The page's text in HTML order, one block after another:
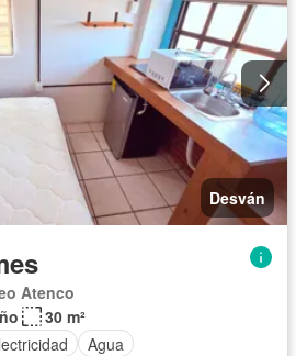
Desván
Atenco
30 m²
Agua